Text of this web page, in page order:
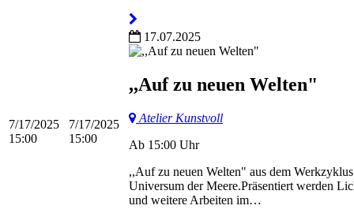
7/17/2025
15:00
7/17/2025
15:00
17.07.2025
,,Auf zu neuen Welten"
Atelier Kunstvoll
Ab 15:00 Uhr
,,Auf zu neuen Welten" aus dem Werkzyklus
Universum der Meere.Präsentiert werden
und weitere Arbeiten im…